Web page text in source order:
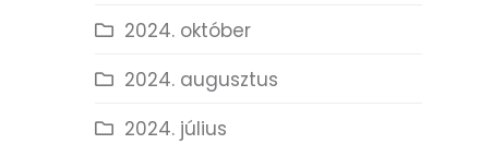
2024. október
2024. augusztus
2024. július